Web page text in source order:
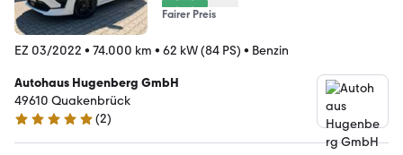
Fairer Preis
EZ 03/2022 • 74.000 km • 62 kW (84 PS) • Benzin
Autohaus Hugenberg GmbH
49610 Quakenbrück
5 Sterne
(2)